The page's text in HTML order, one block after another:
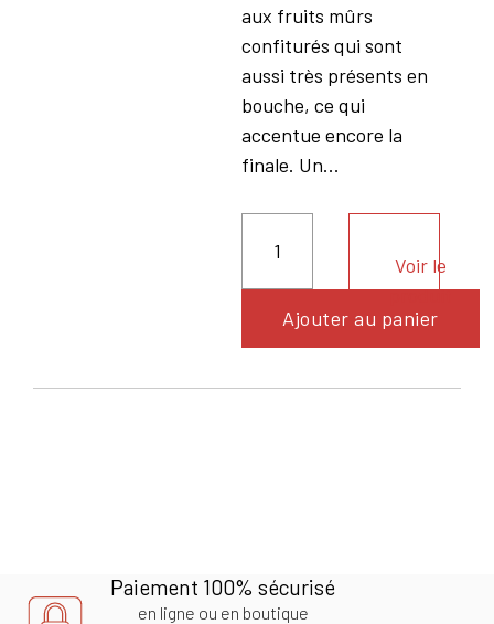
aux fruits mûrs
confiturés qui sont
aussi très présents en
bouche, ce qui
accentue encore la
finale. Un...
Ajouter au panier
Voir le
produit
Paiement 100% sécurisé
en ligne ou en boutique